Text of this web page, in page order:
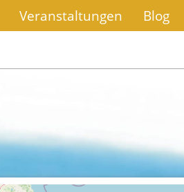
Veranstaltungen Blog